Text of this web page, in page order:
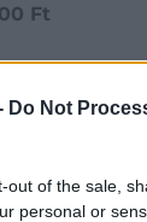
Do Not
out of the sale,
personal or
Ft